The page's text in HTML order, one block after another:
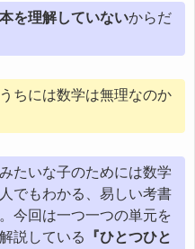
を理解していないからだ
ちには数学は無理なのか
たいな子のためには数学
でもわかる、易しい考書
今回は一つ一つの単元を
説している
『ひとつひと